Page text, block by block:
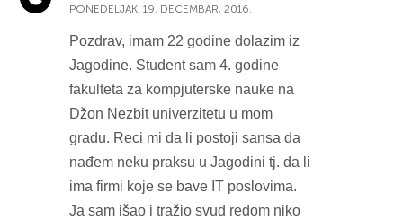
PONEDELJAK, 19. DECEMBAR, 2016.
Pozdrav, imam 22 godine dolazim iz
Jagodine. Student sam 4. godine
fakulteta za kompjuterske nauke na
Džon Nezbit univerzitetu u mom
gradu. Reci mi da li postoji sansa da
nađem neku praksu u Jagodini tj. da li
ima firmi koje se bave IT poslovima.
Ja sam išao i tražio svud redom niko